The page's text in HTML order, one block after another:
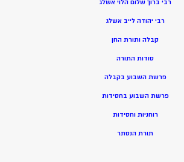
רבי ברוך שלום הלוי אשלג
רבי יהודה לייב אשלג
קבלה ותורת החן
סודות התורה
פרשת השבוע בקבלה
פרשת השבוע בחסידות
רוחניות וחסידות
תורת הנסתר